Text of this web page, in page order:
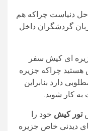
دنیاست چراکه هم
گردشگران داخل
ای کیش سفر
هستید چراکه جزیره
دارد بنابراین
کار شوید.
تور کیش خود را
دیدنی خاص جزیره